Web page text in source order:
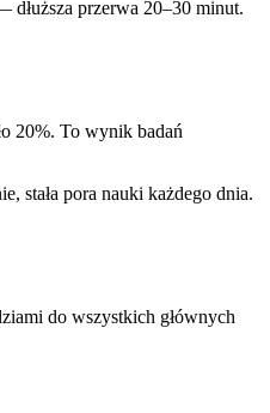
przerwa 20–30 minut.
20%. To wynik badań
stała pora nauki każdego dnia.
do wszystkich głównych